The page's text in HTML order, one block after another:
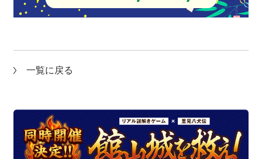
一覧に戻る